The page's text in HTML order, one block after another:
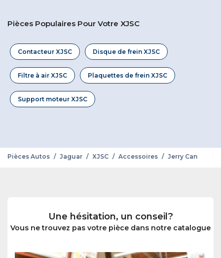
Pièces Populaires Pour Votre XJSC
Contacteur XJSC Disque de frein XJSC
Filtre à air XJSC Plaquettes de frein XJSC
Support moteur XJSC
Pièces Autos / Jaguar / XJSC / Accessoires / Jerry Can
Une hésitation, un conseil?
Vous ne trouvez pas votre pièce dans notre catalogue